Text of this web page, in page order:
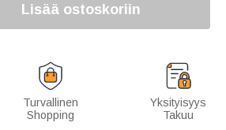
Lisää ostoskoriin
Turvallinen
Shopping
Yksityisyys
Takuu